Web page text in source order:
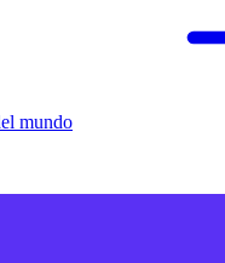
mundo